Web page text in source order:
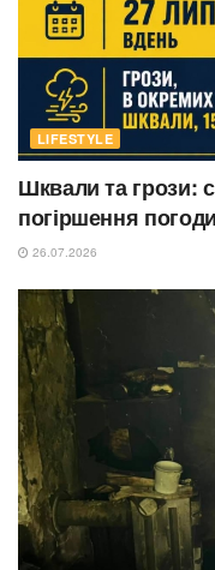
LIFESTYLE
Шквали та грози:
погіршення
26.07.2026